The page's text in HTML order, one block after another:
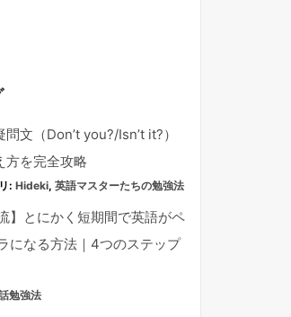
問文（Don’t you?/Isn’t it?）
方を完全攻略
: Hideki, 英語マスターたちの勉強法
流】とにかく短期間で英語がペ
になる方法｜4つのステップ
勉強法